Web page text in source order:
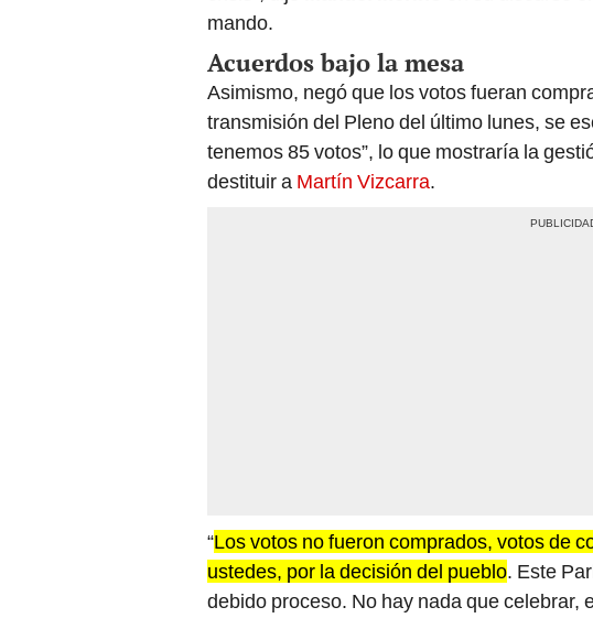
mando.
Acuerdos bajo la mesa
Asimismo, negó que los votos fueran
transmisión del Pleno del último lunes, se
tenemos 85 votos”, lo que mostraría la
destituir a Martín Vizcarra.
“Los votos no fueron comprados, votos de
ustedes, por la decisión del pueblo. Este
debido proceso. No hay nada que celebrar,